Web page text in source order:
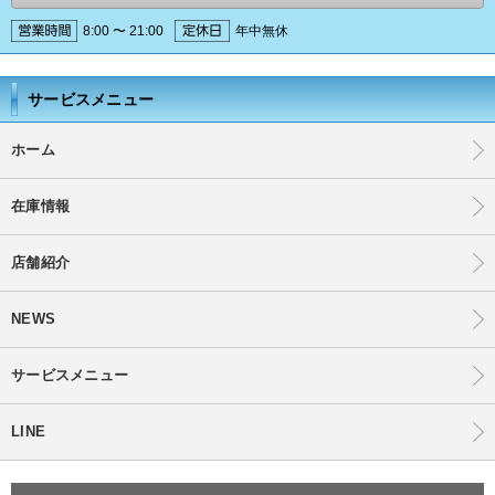
8:00 〜 21:00 年中無休
サービスメニュー
ホーム
在庫情報
店舗紹介
NEWS
サービスメニュー
LINE